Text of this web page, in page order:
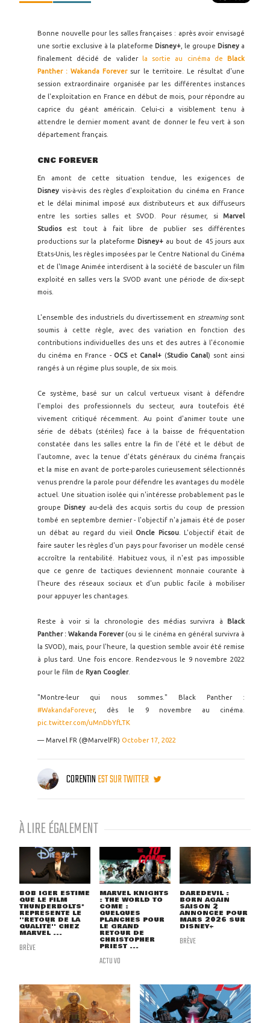
Bonne nouvelle pour les salles françaises : après avoir envisagé
une sortie exclusive à la plateforme Disney+, le groupe Disneya
finalement décidé de valider la sortie au cinéma deBlack
Panther : Wakanda Forever sur le territoire. Le résultat d'une
session extraordinaire organisée par les différentes instances
de l'exploitation en France en début de mois, pour répondre au
caprice du géant américain. Celui-ci a visiblement tenu à
attendre le dernier moment avant de donner le feu vert à son
département français.
CNC FOREVER
En amont de cette situation tendue, les exigences de
Disney vis-à-vis des règles d'exploitation du cinéma en France
et le délai minimal imposé aux distributeurs et aux diffuseurs
entre les sorties salles et SVOD. Pour résumer, si Marvel
Studiosest tout à fait libre de publier ses différentes
productions sur la plateforme Disney+au bout de 45 jours aux
Etats-Unis, les règles imposées par le Centre National du Cinéma
et de l'Image Animée interdisent à la société de basculer un film
exploité en salles vers la SVOD avant une période de dix-sept
mois.
L'ensemble des industriels du divertissement en streamingsont
soumis à cette règle, avec des variation en fonction des
contributions individuelles des uns et des autres à l'économie
du cinéma en France - OCS et Canal+ (Studio Canal) sont ainsi
rangés à un régime plus souple, de six mois.
Ce système, basé sur un calcul vertueux visant à défendre
l'emploi des professionnels du secteur, aura toutefois été
vivement critiqué récemment. Au point d'animer toute une
série de débats (stériles) face à la baisse de fréquentation
constatée dans les salles entre la fin de l'été et le début de
l'automne, avec la tenue d'états généraux du cinéma français
et la mise en avant de porte-paroles curieusement sélectionnés
venus prendre la parole pour défendre les avantages du modèle
actuel. Une situation isolée qui n'intéresse probablement pas le
groupe
Disney au-delà des acquis sortis du coup de pression
tombé en septembre dernier - l'objectif n'a jamais été de poser
un débat au regard du vieil Oncle Picsou. L'objectif était de
faire sauter les règles d'un pays pour favoriser un modèle censé
accroître la rentabilité. Habituez vous, il n'est pas impossible
que ce genre de tactiques deviennent monnaie courante à
l'heure des réseaux sociaux et d'un public facile à mobiliser
pour appuyer les chantages.
Reste à voir si la chronologie des médias survivra à
Black
Panther : Wakanda Forever (ou si le cinéma en général survivra à
la SVOD), mais, pour l'heure, la question semble avoir été remise
à plus tard. Une fois encore. Rendez-vous le 9 novembre 2022
pour le film de Ryan Coogler.
"Montre-leur qui nous sommes." Black Panther :
#WakandaForever, dès le 9 novembre au cinéma.
pic.twitter.com/uMnDbYfLTK
— Marvel FR (@MarvelFR) October 17, 2022
CORENTINEST SUR TWITTER
À LIRE ÉGALEMENT
BOB IGER ESTIME
QUE LE FILM
THUNDERBOLTS*
REPRÉSENTE LE
''RETOUR DE LA
QUALITÉ'' CHEZ
MARVEL ...
BRÈVE
MARVEL KNIGHTS
: THE WORLD TO
COME :
QUELQUES
PLANCHES POUR
LE GRAND
RETOUR DE
CHRISTOPHER
PRIEST ...
ACTU VO
DAREDEVIL :
BORN AGAIN
SAISON 2
ANNONCÉE POUR
MARS 2026 SUR
DISNEY+
BRÈVE